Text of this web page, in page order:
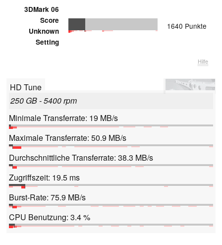
3DMark 06
Score
Unknown
Setting
1640 Punkte
Hilfe
HD Tune
250 GB - 5400 rpm
Minimale Transferrate: 19 MB/s
Maximale Transferrate: 50.9 MB/s
Durchschnittliche Transferrate: 38.3 MB/s
Zugriffszeit: 19.5 ms
Burst-Rate: 75.9 MB/s
CPU Benutzung: 3.4 %